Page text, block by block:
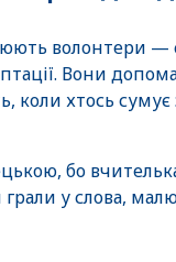
волонтери —
Вони
коли хтось
бо
у слова,